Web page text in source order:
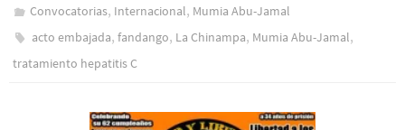
Convocatorias, Internacional, Mumia Abu-Jamal
acto embajada,fandango, La Chinampa, Mumia Abu-Jamal,
tratamiento hepatitis C